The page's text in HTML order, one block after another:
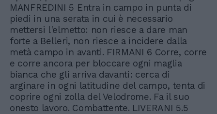
MANFREDINI 5 Entra in campo in punta di
piedi in una serata in cui è necessario
mettersi l'elmetto: non riesce a dare man
forte a Belleri, non riesce a incidere dalla
metà campo in avanti. FIRMANI 6 Corre, corre
e corre ancora per bloccare ogni maglia
bianca che gli arriva davanti: cerca di
arginare in ogni latitudine del campo, tenta di
coprire ogni zolla del Velodrome. Fa il suo
onesto lavoro. Combattente. LIVERANI 5.5